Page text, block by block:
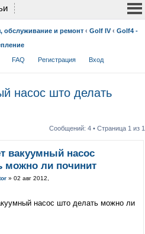
обслуживание и ремонт ‹ Golf IV ‹ Golf4 -
FAQ Регистрация Вход
насос што делать
Сообщений: 4 • Страница 1 из 1
вакуумный насос
можно ли починит
» 02 авг 2012,
насос што делать можно ли